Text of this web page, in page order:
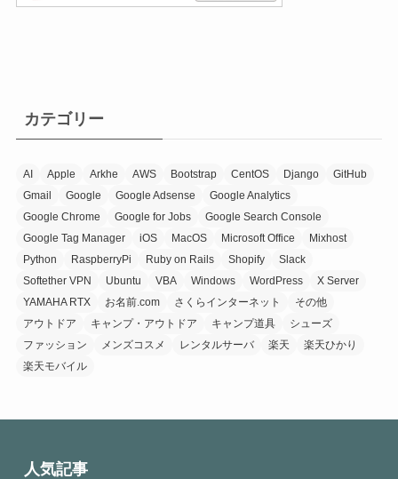
カテゴリー
AI Apple Arkhe AWS Bootstrap CentOS Django
GitHub
Gmail
Google Google Adsense
Google Analytics
Google Chrome
Google for Jobs
Google Search Console
Google Tag Manager
iOS MacOS Microsoft Office
Mixhost
Python
RaspberryPi Ruby on Rails Shopify
Slack
Softether VPN
Ubuntu VBA Windows WordPress
X Server
YAMAHA RTX
お名前.com さくらインターネット
その他
アウトドア
キャンプ・アウトドア キャンプ道具
シューズ
ファッション
メンズコスメ レンタルサーバ 楽天
楽天ひかり
楽天モバイル
人気記事